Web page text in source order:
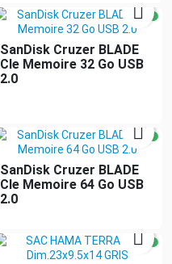

SanDisk Cruzer BLADE
Cle Memoire 32 Go USB
2.0

SanDisk Cruzer BLADE
Cle Memoire 64 Go USB
2.0
